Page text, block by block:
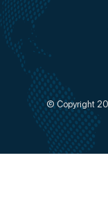
© Copyright